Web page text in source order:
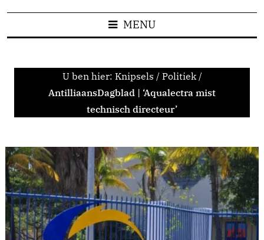
MENU
U ben hier: Knipsels / Politiek /
AntilliaansDagblad | ‘Aqualectra mist
technisch directeur’